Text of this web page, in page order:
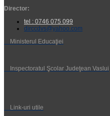
Director:
tel : 0746 075 099
dirccdvs@yahoo.com
Ministerul Educaţiei
Inspectoratul Şcolar Judeţean Vaslui
Link-uri utile